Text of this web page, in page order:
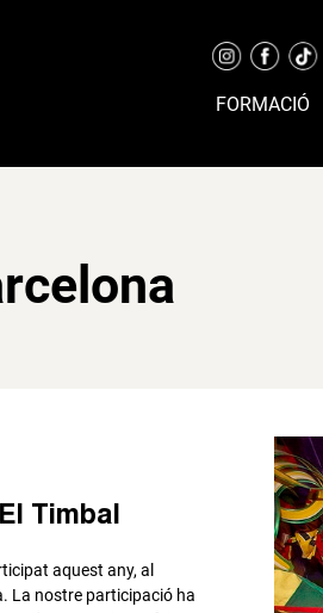
FORMACIÓ
Timbal
aquest any, al
La nostre participació ha